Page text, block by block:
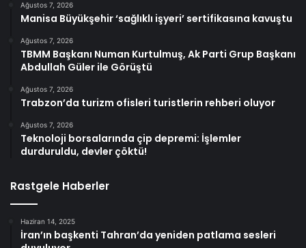
Ağustos 7, 2026
Manisa Büyükşehir ‘sağlıklı işyeri’ sertifikasına kavuştu
Ağustos 7, 2026
TBMM Başkanı Numan Kurtulmuş, Ak Parti Grup Başkanı
Abdullah Güler ile Görüştü
Ağustos 7, 2026
Trabzon’da turizm ofisleri turistlerin rehberi oluyor
Ağustos 7, 2026
Teknoloji borsalarında çip depremi: İşlemler
durduruldu, devler çöktü!
Rastgele Haberler
Haziran 14, 2025
İran’ın başkenti Tahran’da yeniden patlama sesleri